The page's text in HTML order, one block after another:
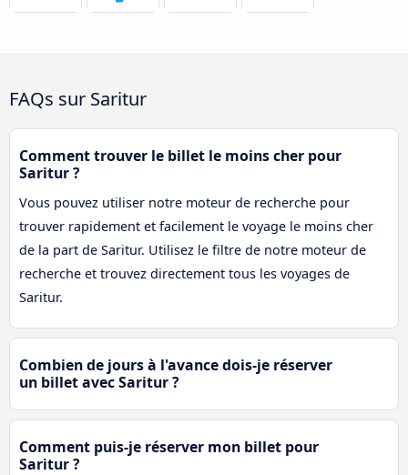
FAQs sur Saritur
Comment trouver le billet le moins cher pour
Saritur ?
Vous pouvez utiliser notre moteur de recherche pour
trouver rapidement et facilement le voyage le moins cher
de la part de Saritur. Utilisez le filtre de notre moteur de
recherche et trouvez directement tous les voyages de
Saritur.
Combien de jours à l'avance dois-je réserver
un billet avec Saritur ?
Comment puis-je réserver mon billet pour
Saritur ?